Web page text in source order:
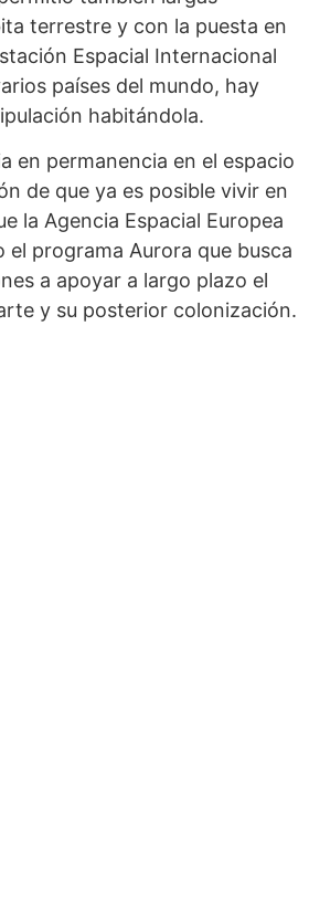
terrestre y con la puesta en
Espacial Internacional
países del mundo, hay
habitándola.
en permanencia en el espacio
de que ya es posible vivir en
la Agencia Espacial Europea
el programa Aurora que busca
a apoyar a largo plazo el
y su posterior colonización.